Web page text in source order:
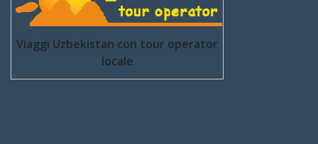
Viaggi Uzbekistan con tour operator
locale